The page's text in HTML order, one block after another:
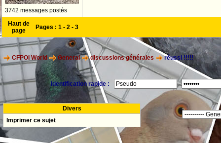
3742 messages postés
Haut de
page
Pages : 1 - 2 - 3
CFPOI World General discussions générales réussi !!!!!
Identification rapide :
Divers
Imprimer ce sujet